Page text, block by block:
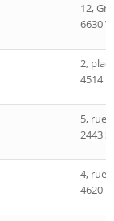
12,
6630
2,
4514
5, rue
2443
4, rue
4620